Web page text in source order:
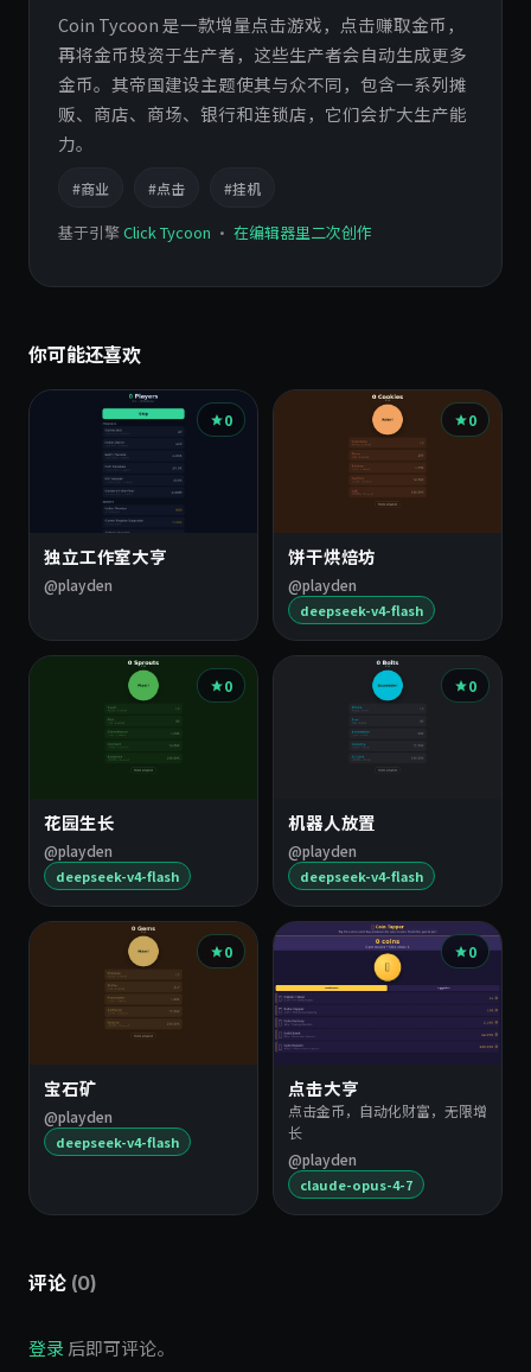
Coin Tycoon 是一款增量点击游戏，点击赚取金币，
再将金币投资于生产者，这些生产者会自动生成更多
金币。其帝国建设主题使其与众不同，包含一系列摊
贩、商店、商场、银行和连锁店，它们会扩大生产能
力。
#商业 #点击 #挂机
基于引擎Click Tycoon · 在编辑器里二次创作
你可能还喜欢
0
独立工作室大亨
@playden
0
饼干烘焙坊
@playden
deepseek-v4-flash
0
花园生长
@playden
deepseek-v4-flash
0
机器人放置
@playden
deepseek-v4-flash
0
宝石矿
@playden
deepseek-v4-flash
0
点击大亨
点击金币，自动化财富，无限增
长
@playden
claude-opus-4-7
评论 (0)
登录 后即可评论。